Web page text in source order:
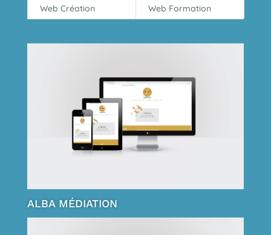
Web Création
Web Formation
ALBA MÉDIATION